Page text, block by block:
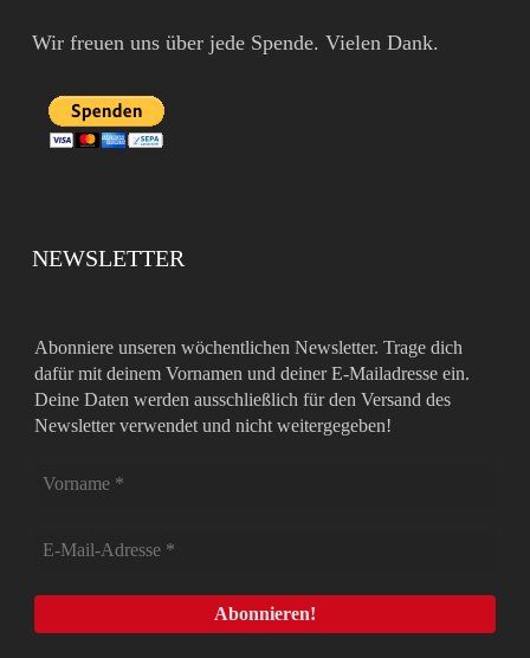
Wir freuen uns über jede Spende. Vielen Dank.
NEWSLETTER
Abonniere unseren wöchentlichen Newsletter. Trage dich
dafür mit deinem Vornamen und deiner E-Mailadresse ein.
Deine Daten werden ausschließlich für den Versand des
Newsletter verwendet und nicht weitergegeben!